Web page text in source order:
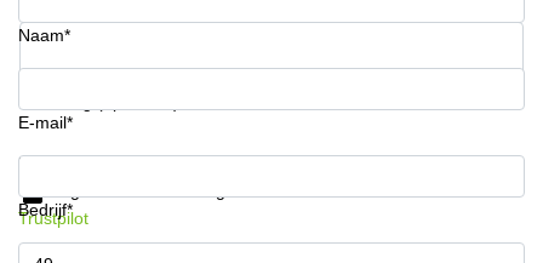
Bedrijfsruimte
Huren in
Nijmegen
Naam*
E-mail*
Bedrijf*
Krijg informatie en prijzen
Trustpilot